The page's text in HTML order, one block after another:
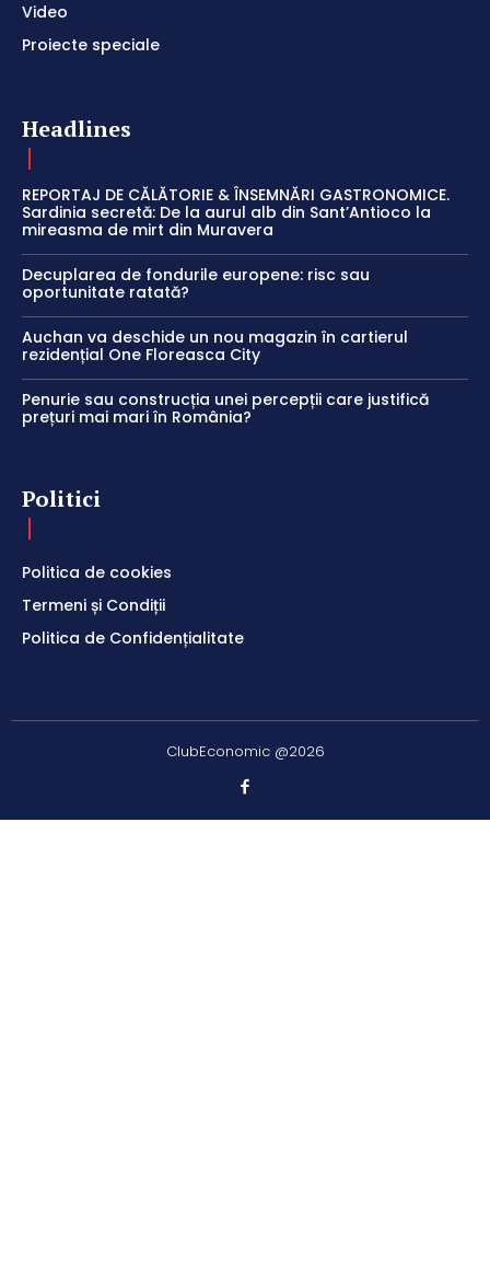
Video
Proiecte speciale
Headlines
REPORTAJ DE CĂLĂTORIE & ÎNSEMNĂRI GASTRONOMICE.
Sardinia secretă: De la aurul alb din Sant’Antioco la
mireasma de mirt din Muravera
Decuplarea de fondurile europene: risc sau
oportunitate ratată?
Auchan va deschide un nou magazin în cartierul
rezidențial One Floreasca City
Penurie sau construcția unei percepții care justifică
prețuri mai mari în România?
Politici
Politica de cookies
Termeni și Condiții
Politica de Confidențialitate
ClubEconomic @2026